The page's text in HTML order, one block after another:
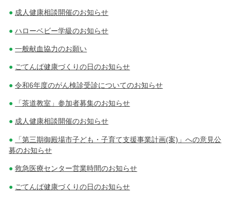
成人健康相談開催のお知らせ
ハローベビー学級のお知らせ
一般献血協力のお願い
ごてんば健康づくりの日のお知らせ
令和6年度のがん検診受診についてのお知らせ
「茶道教室」参加者募集のお知らせ
成人健康相談開催のお知らせ
「第三期御殿場市子ども・子育て支援事業計画(案)」への意見公
募のお知らせ
救急医療センター営業時間のお知らせ
ごてんば健康づくりの日のお知らせ